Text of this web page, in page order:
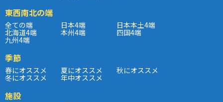
東西南北の端
全ての端 日本4端 日本本土4端
北海道4端 本州4端 四国4端
九州4端
季節
春にオススメ 夏にオススメ 秋にオススメ
冬にオススメ 年中オススメ
施設